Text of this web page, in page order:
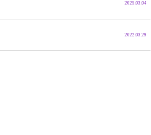
2025.03.04
2022.03.29